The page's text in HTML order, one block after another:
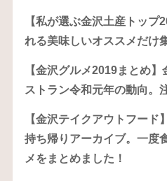
【私が選ぶ金沢土産トッ
れる美味しいオススメだけ
【金沢グルメ2019まとめ
ストラン令和元年の動向。
【金沢テイクアウトフード
持ち帰りアーカイブ。一度
メをまとめました！